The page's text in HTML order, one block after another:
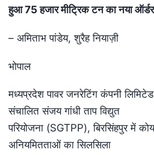
हुआ 75 हजार मीट्रिक टन का नया
– अमिताभ पांडेय, शुरैह नियाज़ी
भोपाल
मध्यप्रदेश पावर जनरेटिंग कंपनी
संचालित संजय गांधी ताप विद्युत
परियोजना (SGTPP), बिरसिंहपुर में
अनियमितताओं का सिलसिला